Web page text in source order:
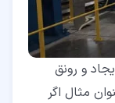
و رونق
مثال اگر